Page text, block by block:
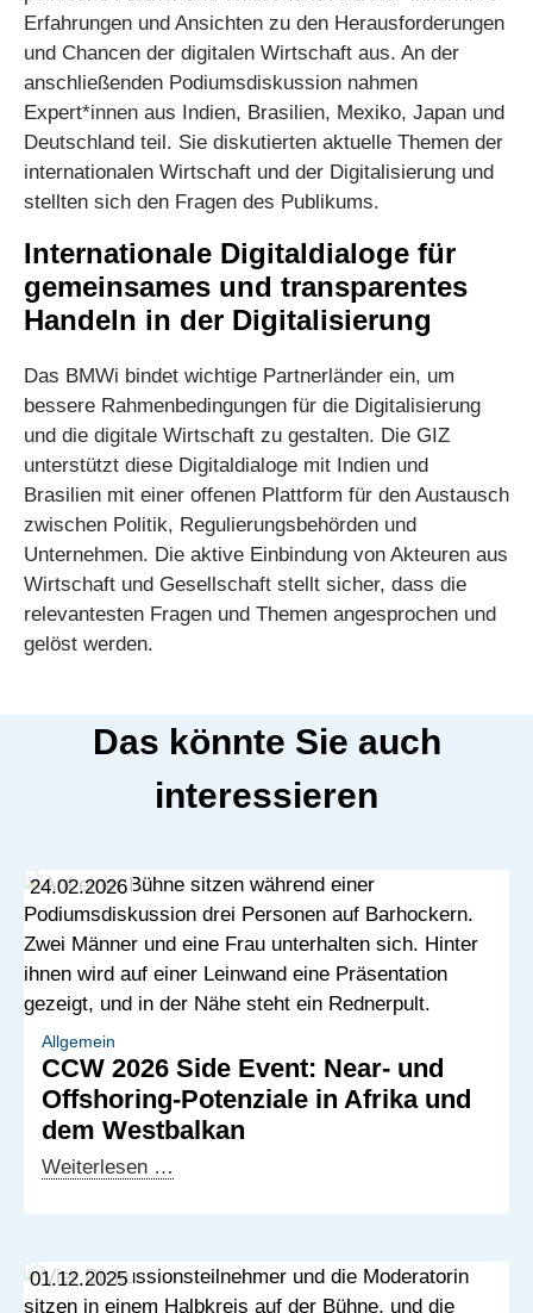
Erfahrungen und Ansichten zu den Herausforderungen
und Chancen der digitalen Wirtschaft aus. An der
anschließenden Podiumsdiskussion nahmen
Expert*innen aus Indien, Brasilien, Mexiko, Japan und
Deutschland teil. Sie diskutierten aktuelle Themen der
internationalen Wirtschaft und der Digitalisierung und
stellten sich den Fragen des Publikums.
Internationale Digitaldialoge für
gemeinsames und transparentes
Handeln in der Digitalisierung
Das BMWi bindet wichtige Partnerländer ein, um
bessere Rahmenbedingungen für die Digitalisierung
und die digitale Wirtschaft zu gestalten. Die GIZ
unterstützt diese Digitaldialoge mit Indien und
Brasilien mit einer offenen Plattform für den Austausch
zwischen Politik, Regulierungsbehörden und
Unternehmen. Die aktive Einbindung von Akteuren aus
Wirtschaft und Gesellschaft stellt sicher, dass die
relevantesten Fragen und Themen angesprochen und
gelöst werden.
Das könnte Sie auch
interessieren
24.02.2026
Allgemein
CCW 2026 Side Event: Near- und
Offshoring-Potenziale in Afrika und
dem Westbalkan
Weiterlesen …
Near-
01.12.2025